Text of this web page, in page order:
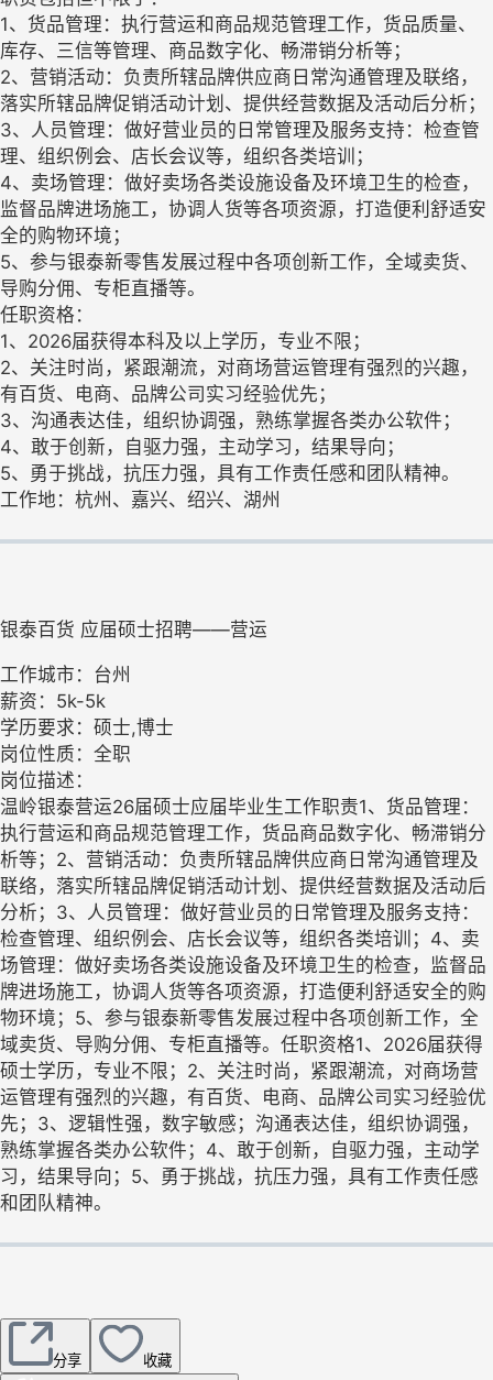
1、货品管理：执行营运和商品规范管理工作，货品质量、
库存、三信等管理、商品数字化、畅滞销分析等；
2、营销活动：负责所辖品牌供应商日常沟通管理及联络，
落实所辖品牌促销活动计划、提供经营数据及活动后分析；
3、人员管理：做好营业员的日常管理及服务支持：检查管
理、组织例会、店长会议等，组织各类培训；
4、卖场管理：做好卖场各类设施设备及环境卫生的检查，
监督品牌进场施工，协调人货等各项资源，打造便利舒适安
全的购物环境；
5、参与银泰新零售发展过程中各项创新工作，全域卖货、
导购分佣、专柜直播等。
任职资格：
1、2026届获得本科及以上学历，专业不限；
2、关注时尚，紧跟潮流，对商场营运管理有强烈的兴趣，
有百货、电商、品牌公司实习经验优先；
3、沟通表达佳，组织协调强，熟练掌握各类办公软件；
4、敢于创新，自驱力强，主动学习，结果导向；
5、勇于挑战，抗压力强，具有工作责任感和团队精神。
工作地：杭州、嘉兴、绍兴、湖州
银泰百货 应届硕士招聘——营运
工作城市：台州
薪资：5k-5k
学历要求：硕士,博士
岗位性质：全职
岗位描述：
温岭银泰营运26届硕士应届毕业生工作职责1、货品管理：
执行营运和商品规范管理工作，货品商品数字化、畅滞销分
析等；2、营销活动：负责所辖品牌供应商日常沟通管理及
联络，落实所辖品牌促销活动计划、提供经营数据及活动后
分析；3、人员管理：做好营业员的日常管理及服务支持：
检查管理、组织例会、店长会议等，组织各类培训；4、卖
场管理：做好卖场各类设施设备及环境卫生的检查，监督品
牌进场施工，协调人货等各项资源，打造便利舒适安全的购
物环境；5、参与银泰新零售发展过程中各项创新工作，全
域卖货、导购分佣、专柜直播等。任职资格1、2026届获得
硕士学历，专业不限；2、关注时尚，紧跟潮流，对商场营
运管理有强烈的兴趣，有百货、电商、品牌公司实习经验优
先；3、逻辑性强，数字敏感；沟通表达佳，组织协调强，
熟练掌握各类办公软件；4、敢于创新，自驱力强，主动学
习，结果导向；5、勇于挑战，抗压力强，具有工作责任感
和团队精神。
分享 收藏